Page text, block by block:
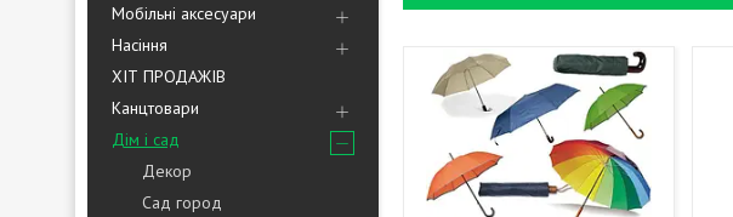
Мобільні аксесуари
Насіння
ХІТ ПРОДАЖІВ
Канцтовари
Дім і сад
Декор
Сад город